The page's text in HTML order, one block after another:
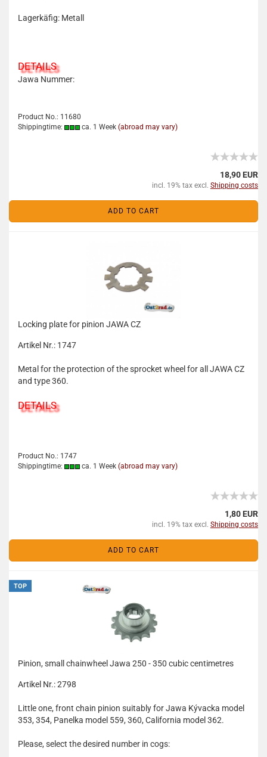
Lagerkäfig: Metall
DETAILS
Jawa Nummer:
Product No.: 11680
Shippingtime:
ca. 1 Week (abroad may vary)
18,90 EUR
incl. 19% tax excl. Shipping costs
ADD TO CART
Locking plate for pinion JAWA CZ
Artikel Nr.: 1747
Metal for the protection of the sprocket wheel for all JAWA CZ
and type 360.
DETAILS
Product No.: 1747
Shippingtime:
ca. 1 Week (abroad may vary)
1,80 EUR
incl. 19% tax excl. Shipping costs
ADD TO CART
TOP
Pinion, small chainwheel Jawa 250 - 350 cubic centimetres
Artikel Nr.: 2798
Little one, front chain pinion suitably for Jawa Kývacka model
353, 354, Panelka model 559, 360, California model 362.
Please, select the desired number in cogs: